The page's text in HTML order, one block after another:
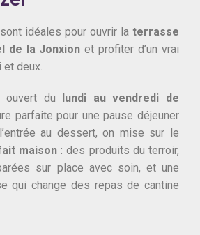
idéales pour ouvrir la terrasse
de la Jonxion et profiter d’un vrai
et deux.
ouvert du lundi au vendredi de
parfaite pour une pause déjeuner
au dessert, on mise sur le
maison: des produits du terroir,
sur place avec soin, et une
qui change des repas de cantine